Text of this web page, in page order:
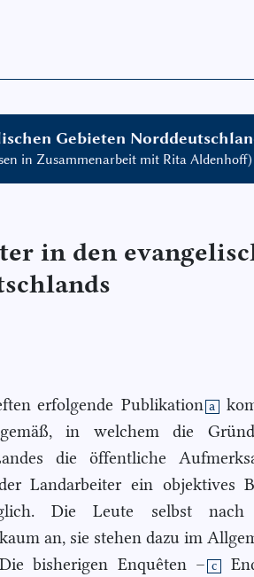
Gebieten
in Zusammenarbeit mit Rita Aldenhoff)
in den
erfolgende Publikation a
in welchem die
die öffentliche
Landarbeiter ein objektives
Die Leute selbst nach
an, sie stehen dazu im
bisherigen Enquêten – c